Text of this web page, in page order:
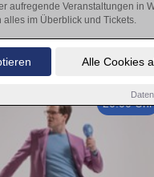
Alle Cookies
aufregende Veranstaltungen in
alles im Überblick und Tickets.
20:00 Uhr